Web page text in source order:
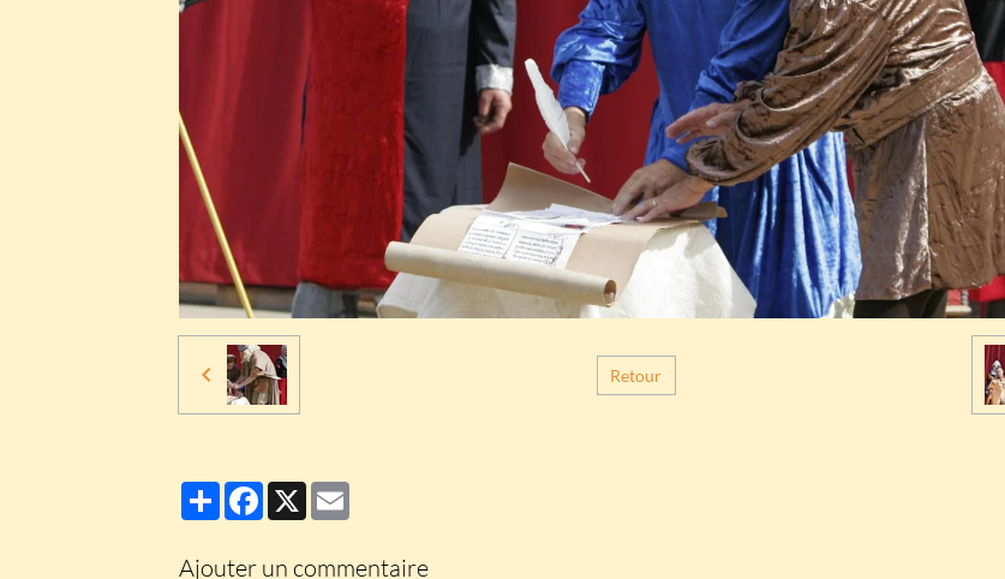
Retour
PartagerFacebook
X
Ajouter un commentaire